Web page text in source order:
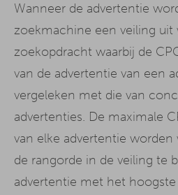
Wanneer de advertentie
zoekmachine een veiling uit
zoekopdracht waarbij de
van de advertentie van een
vergeleken met die van
advertenties. De maximale
van elke advertentie
de rangorde in de veiling te
advertentie met het